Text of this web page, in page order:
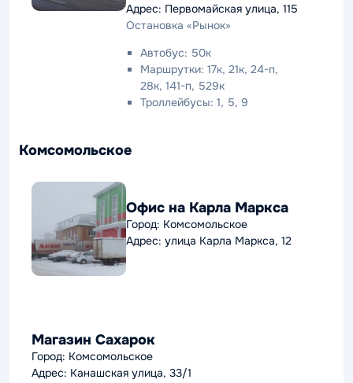
Адрес: Первомайская улица, 115
Остановка «Рынок»
Автобус: 50к
Маршрутки: 17к, 21к, 24-п,
28к, 141-п, 529к
Троллейбусы: 1, 5, 9
Комсомольское
Офис на Карла Маркса
Город: Комсомольское
Адрес: улица Карла Маркса, 12
Магазин Сахарок
Город: Комсомольское
Адрес: Канашская улица, 33/1